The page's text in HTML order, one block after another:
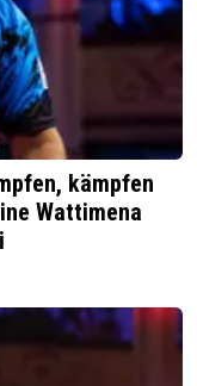
kämpfen
Wattimena